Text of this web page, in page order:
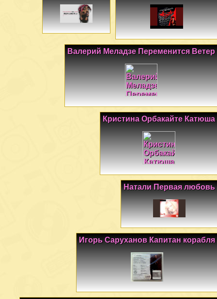
Валерий Меладзе Переменится Ветер
Кристина Орбакайте Катюша
Натали Первая любовь
Игорь Саруханов Капитан корабля